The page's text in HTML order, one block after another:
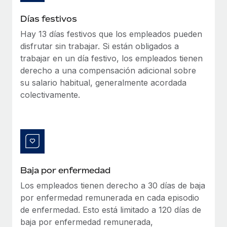
en todo el mundo.
Apertura de entidades
Abre entidades conforme a la legalidad enseguida.
Movilidad y reubicación
Reubica a los empleados con facilidad.
complicaciones.
BLOG
Novedades de producto de Remote:
Integraciones con Gusto y Xero y Contractor
La misión de Remote sigue siendo ayudar a empresas de
Más información
con Remote
Gestionar las nóminas internamente es complicado. Tardas
semanas en hacerlo manualmente y, al mes...
Más información
Días festivos
Hay 13 días festivos que los empleados pueden
disfrutar sin trabajar. Si están obligados a
trabajar en un día festivo, los empleados tienen
derecho a una compensación adicional sobre
su salario habitual, generalmente acordada
colectivamente.
Baja por enfermedad
Los empleados tienen derecho a 30 días de baja
por enfermedad remunerada en cada episodio
de enfermedad. Esto está limitado a 120 días de
baja por enfermedad remunerada,